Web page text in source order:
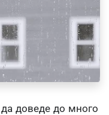
доведе до много